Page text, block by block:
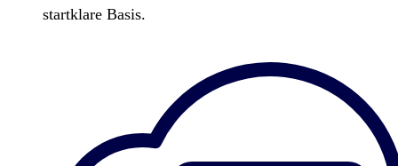
startklare Basis.